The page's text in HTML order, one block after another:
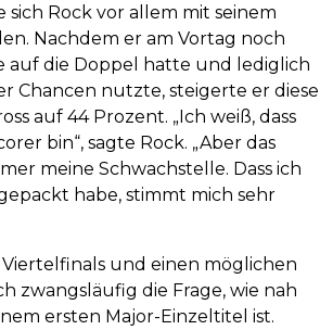
sich Rock vor allem mit seinem
Nachdem er am Vortag noch
auf die Doppel hatte und lediglich
Chancen nutzte, steigerte er diese
auf 44 Prozent. „Ich weiß, dass
bin“, sagte Rock. „Aber das
meine Schwachstelle. Dass ich
habe, stimmt mich sehr
und einen möglichen
zwangsläufig die Frage, wie nah
ersten Major-Einzeltitel ist.